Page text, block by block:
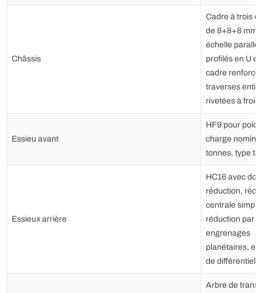
Châssis
Cadre à trois
de 8+8+8 mm,
échelle
profilés en U
cadre renforcé,
traverses
rivetées à froid
Essieu avant
HF9 pour
charge
tonnes, type
Essieux arrière
HC16 avec
réduction,
centrale
réduction par
engrenages
planétaires, et
de différentiel
Arbre de